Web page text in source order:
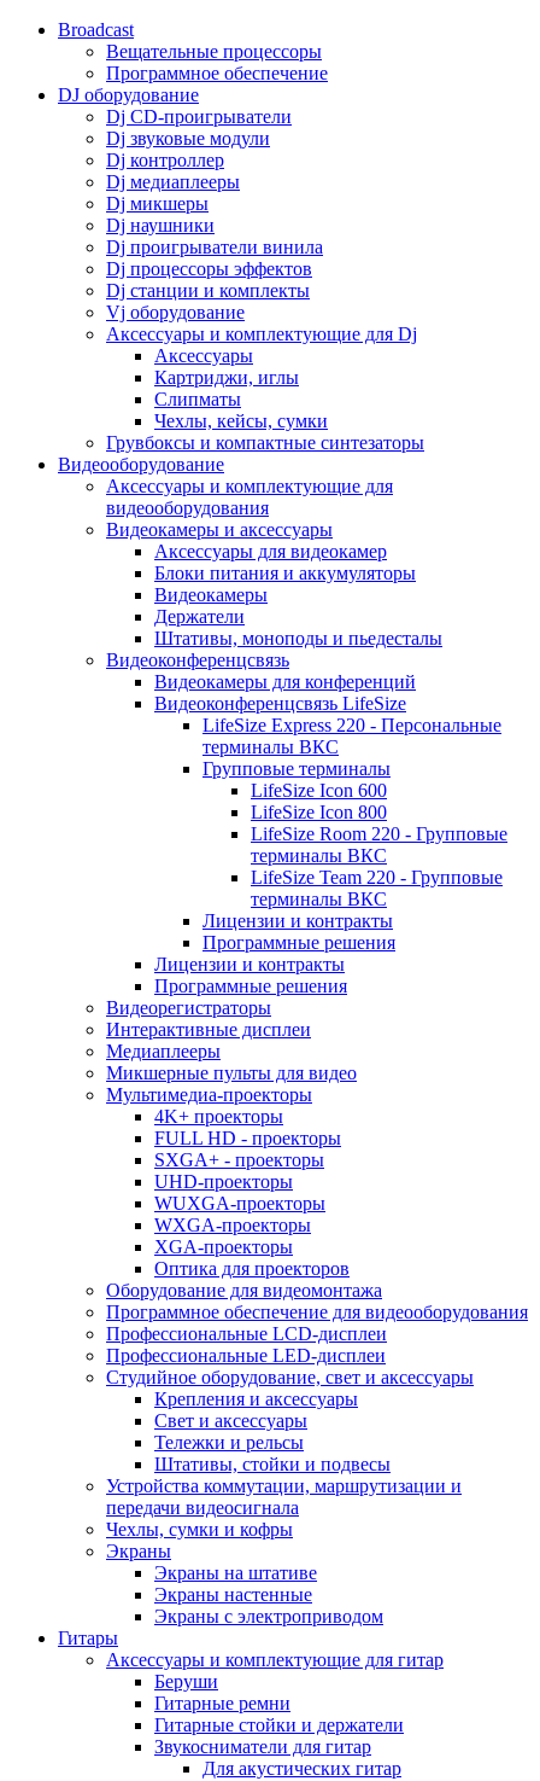
Broadcast
Вещательные процессоры
Программное обеспечение
DJ оборудование
Dj CD-проигрыватели
Dj звуковые модули
Dj контроллер
Dj медиаплееры
Dj микшеры
Dj наушники
Dj проигрыватели винила
Dj процессоры эффектов
Dj станции и комплекты
Vj оборудование
Аксессуары и комплектующие для Dj
Аксессуары
Картриджи, иглы
Слипматы
Чехлы, кейсы, сумки
Грувбоксы и компактные синтезаторы
Видеооборудование
Аксессуары и комплектующие для
видеооборудования
Видеокамеры и аксессуары
Аксессуары для видеокамер
Блоки питания и аккумуляторы
Видеокамеры
Держатели
Штативы, моноподы и пьедесталы
Видеоконференцсвязь
Видеокамеры для конференций
Видеоконференцсвязь LifeSize
LifeSize Express 220 - Персональные
терминалы ВКС
Групповые терминалы
LifeSize Icon 600
LifeSize Icon 800
LifeSize Room 220 - Групповые
терминалы ВКС
LifeSize Team 220 - Групповые
терминалы ВКС
Лицензии и контракты
Программные решения
Лицензии и контракты
Программные решения
Видеорегистраторы
Интерактивные дисплеи
Медиаплееры
Микшерные пульты для видео
Мультимедиа-проекторы
4K+ проекторы
FULL HD - проекторы
SXGA+ - проекторы
UHD-проекторы
WUXGA-проекторы
WXGA-проекторы
XGA-проекторы
Оптика для проекторов
Оборудование для видеомонтажа
Программное обеспечение для видеооборудования
Профессиональные LCD-дисплеи
Профессиональные LED-дисплеи
Студийное оборудование, свет и аксессуары
Крепления и аксессуары
Свет и аксессуары
Тележки и рельсы
Штативы, стойки и подвесы
Устройства коммутации, маршрутизации и
передачи видеосигнала
Чехлы, сумки и кофры
Экраны
Экраны на штативе
Экраны настенные
Экраны с электроприводом
Гитары
Аксессуары и комплектующие для гитар
Беруши
Гитарные ремни
Гитарные стойки и держатели
Звукосниматели для гитар
Для акустических гитар